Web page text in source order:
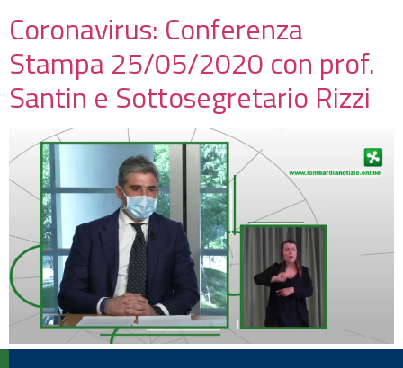
Coronavirus: Conferenza
Stampa 25/05/2020 con prof.
Santin e Sottosegretario Rizzi